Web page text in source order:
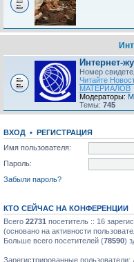
Интернет-
Номер
Читайте
МАТЕРИАЛОВ
Модераторы:
Темы: 745
ВХОД • РЕГИСТРАЦИЯ
Имя пользователя:
Пароль:
Забыли пароль?
КТО СЕЙЧАС НА КОНФЕРЕНЦИИ
Всего 22731 посетитель :: 16
(основано на активности
Больше всего посетителей (78590)
Зарегистрированные пользователи: